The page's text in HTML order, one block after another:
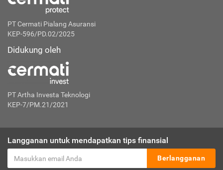
PT Cermati Pialang Asuransi
KEP-596/PD.02/2025
Didukung oleh
PT Artha Investa Teknologi
KEP-7/PM.21/2021
Langganan untuk mendapatkan tips finansial
Berlangganan